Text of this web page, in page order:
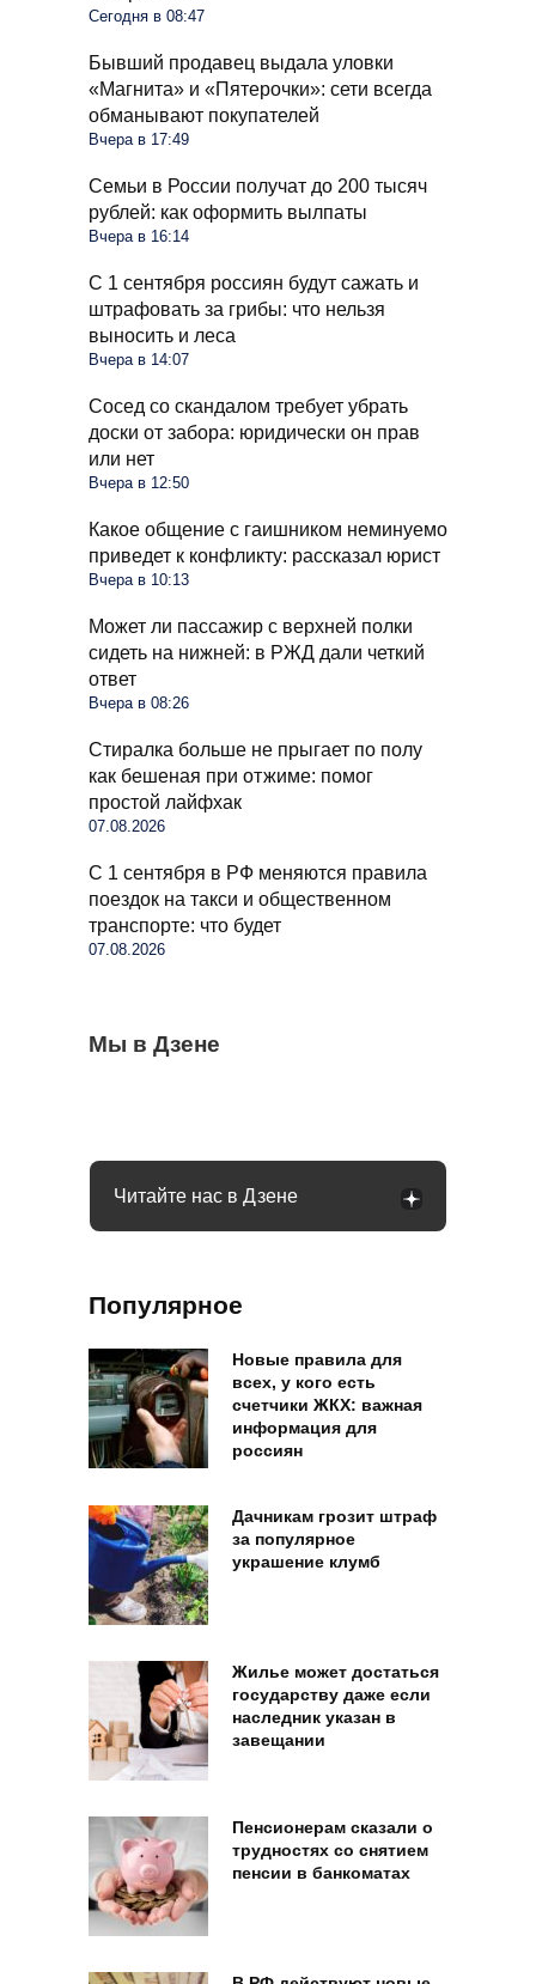
Сегодня в 08:47
Бывший продавец выдала уловки
«Магнита» и «Пятерочки»: сети всегда
обманывают покупателей
Вчера в 17:49
Семьи в России получат до 200 тысяч
рублей: как оформить вылпаты
Вчера в 16:14
С 1 сентября россиян будут сажать и
штрафовать за грибы: что нельзя
выносить и леса
Вчера в 14:07
Сосед со скандалом требует убрать
доски от забора: юридически он прав
или нет
Вчера в 12:50
Какое общение с гаишником неминуемо
приведет к конфликту: рассказал юрист
Вчера в 10:13
Может ли пассажир с верхней полки
сидеть на нижней: в РЖД дали четкий
ответ
Вчера в 08:26
Стиралка больше не прыгает по полу
как бешеная при отжиме: помог
простой лайфхак
07.08.2026
С 1 сентября в РФ меняются правила
поездок на такси и общественном
транспорте: что будет
07.08.2026
Мы в Дзене
Когда можно выезжать на пешеходный
переход, а когда нужно ждать: что говорит
Бывший продавец выдала уловки
Семьи в России получат до 200 тысяч
Читайте нас в Дзене
Популярное
Новые правила для
всех, у кого есть
счетчики ЖКХ: важная
информация для
россиян
Дачникам грозит штраф
за популярное
украшение клумб
Жилье может достаться
государству даже если
наследник указан в
завещании
Пенсионерам сказали о
трудностях со снятием
пенсии в банкоматах